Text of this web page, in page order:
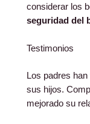
considerar los
seguridad del
Testimonios
Los padres
sus hijos.
mejorado su